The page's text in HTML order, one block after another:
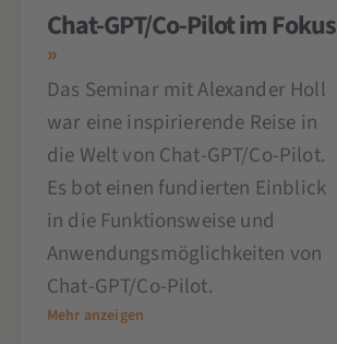
Chat-GPT/Co-Pilot im Fokus
Das Seminar mit Alexander Holl
war eine inspirierende Reise in
die Welt von Chat-GPT/Co-Pilot.
Es bot einen fundierten Einblick
in die Funktionsweise und
Anwendungsmöglichkeiten von
Chat-GPT/Co-Pilot.
Mehr anzeigen